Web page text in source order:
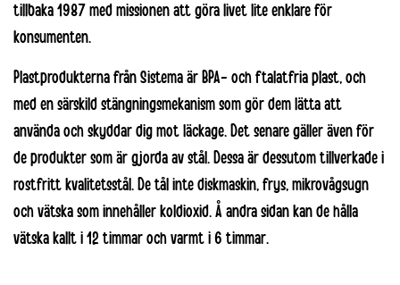
tillbaka 1987 med missionen att göra livet lite enklare för
konsumenten.
Plastprodukterna från Sistema är BPA- och ftalatfria plast, och
med en särskild stängningsmekanism som gör dem lätta att
använda och skyddar dig mot läckage. Det senare gäller även för
de produkter som är gjorda av stål. Dessa är dessutom tillverkade i
rostfritt kvalitetsstål. De tål inte diskmaskin, frys, mikrovågsugn
och vätska som innehåller koldioxid. Å andra sidan kan de hålla
vätska kallt i 12 timmar och varmt i 6 timmar.